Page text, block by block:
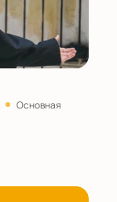
Основная